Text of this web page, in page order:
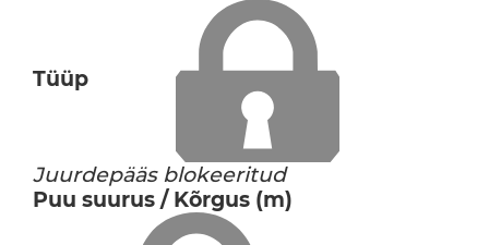
Tüüp
Juurdepääs blokeeritud
Puu suurus / Kõrgus (m)